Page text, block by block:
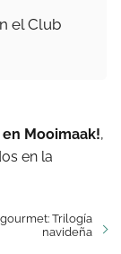
el Club
Mooimaak!,
en la
Trilogía
navideña